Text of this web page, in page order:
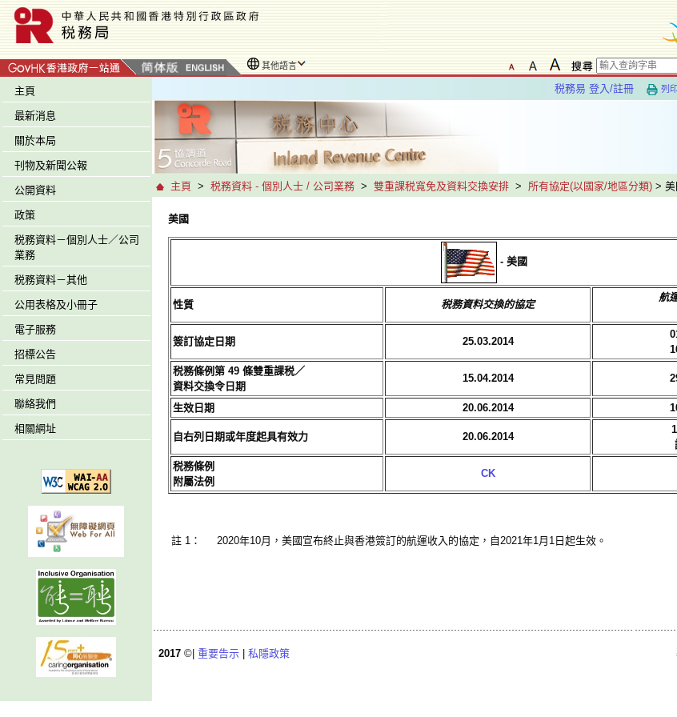
其他語言
主頁
最新消息
關於本局
刊物及新聞公報
公開資料
政策
税務資料－個別人士／公司
業務
税務資料－其他
公用表格及小冊子
電子服務
招標公告
常見問題
聯絡我們
相關網址
列
税務易 登入/註冊
主頁 > 税務資料 - 個別人士 / 公司業務 > 雙重課税寬免及資料交換安排 > 所有協定(以國家/地區分類) > 美
美國
- 美國
性質 税務資料交換的協定
航
簽訂協定日期 25.03.2014
税務條例第 49 條雙重課税／
資料交換令日期
15.04.2014
生效日期 20.06.2014
自右列日期或年度起具有效力 20.06.2014
税務條例
附屬法例
CK
註 1： 2020年10月，美國宣布終止與香港簽訂的航運收入的協定，自2021年1月1日起生效。
2017 ©| 重要告示 私隱政策